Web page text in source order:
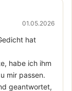
01.05.2026
hat
habe ich ihm
mir passen.
geantwortet,